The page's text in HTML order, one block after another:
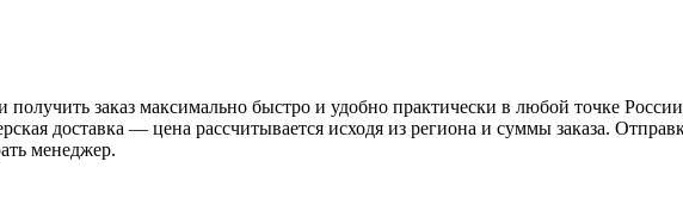
заказ максимально быстро и удобно практически в любой точке
доставка — цена рассчитывается исходя из региона и суммы заказа.
менеджер.